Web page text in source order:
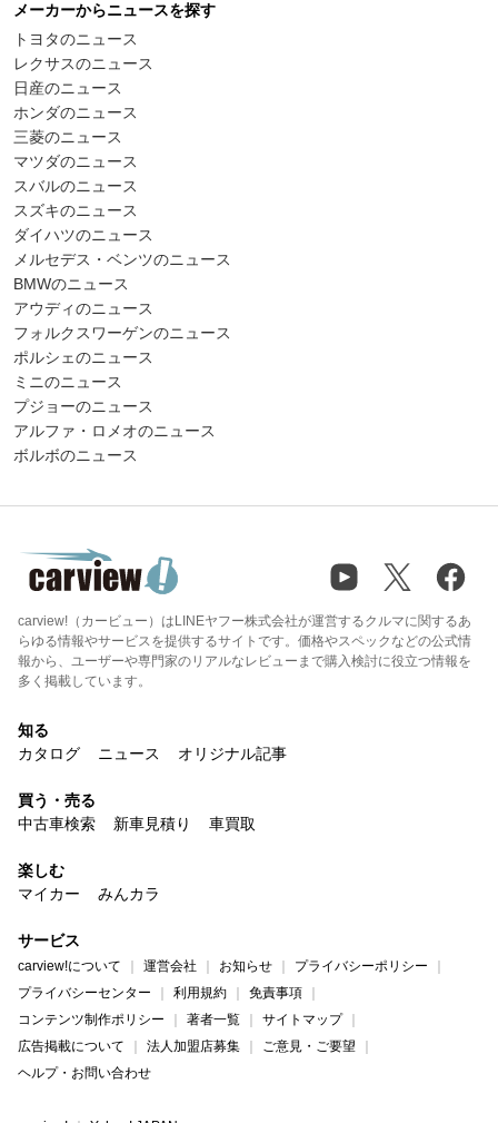
メーカーからニュースを探す
トヨタのニュース
レクサスのニュース
日産のニュース
ホンダのニュース
三菱のニュース
マツダのニュース
スバルのニュース
スズキのニュース
ダイハツのニュース
メルセデス・ベンツのニュース
BMWのニュース
アウディのニュース
フォルクスワーゲンのニュース
ポルシェのニュース
ミニのニュース
プジョーのニュース
アルファ・ロメオのニュース
ボルボのニュース
carview!（カービュー）はLINEヤフー株式会社が運営するクルマに関するあ
らゆる情報やサービスを提供するサイトです。価格やスペックなどの公式情
報から、ユーザーや専門家のリアルなレビューまで購入検討に役立つ情報を
多く掲載しています。
知る
カタログ
ニュース オリジナル記事
買う・売る
中古車検索
新車見積り 車買取
楽しむ
マイカー
みんカラ
サービス
carview!について 運営会社 お知らせ
プライバシーポリシー
プライバシーセンター
利用規約
免責事項
コンテンツ制作ポリシー
著者一覧
サイトマップ
広告掲載について
法人加盟店募集
ご意見・ご要望
ヘルプ・お問い合わせ